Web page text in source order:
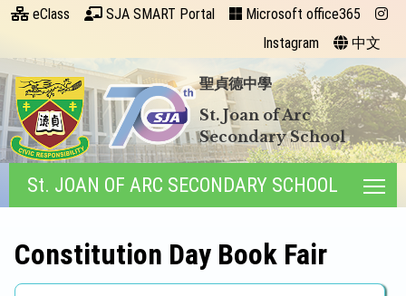
eClass SJA SMART Portal
Microsoft office365
Instagram
中文
聖貞德中學
St. Joan of Arc
Secondary School
St. JOAN OF ARC SECONDARY SCHOOL
Constitution Day Book Fair